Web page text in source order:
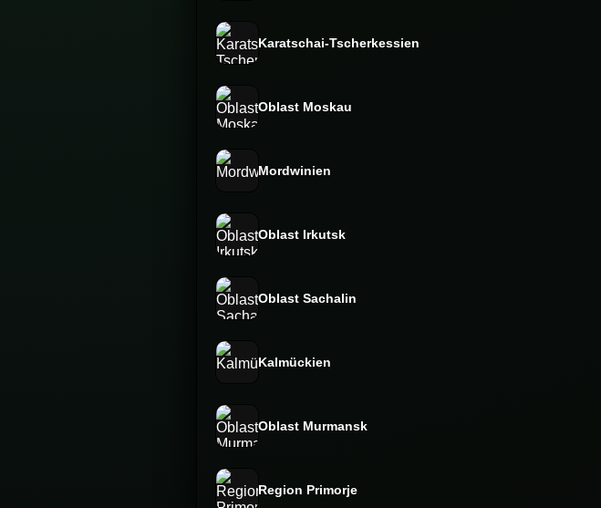
Karatschai-Tscherkessien
Oblast Moskau
Mordwinien
Oblast Irkutsk
Oblast Sachalin
Kalmückien
Oblast Murmansk
Region Primorje